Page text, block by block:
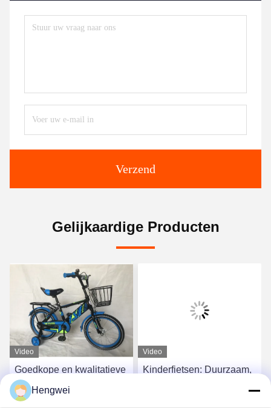
Verzend
Gelijkaardige Producten
Video
Goedkope en kwalitatieve
kinderfietsen beschikbaar
Video
Kinderfietsen: Duurzaam,
Hengwei